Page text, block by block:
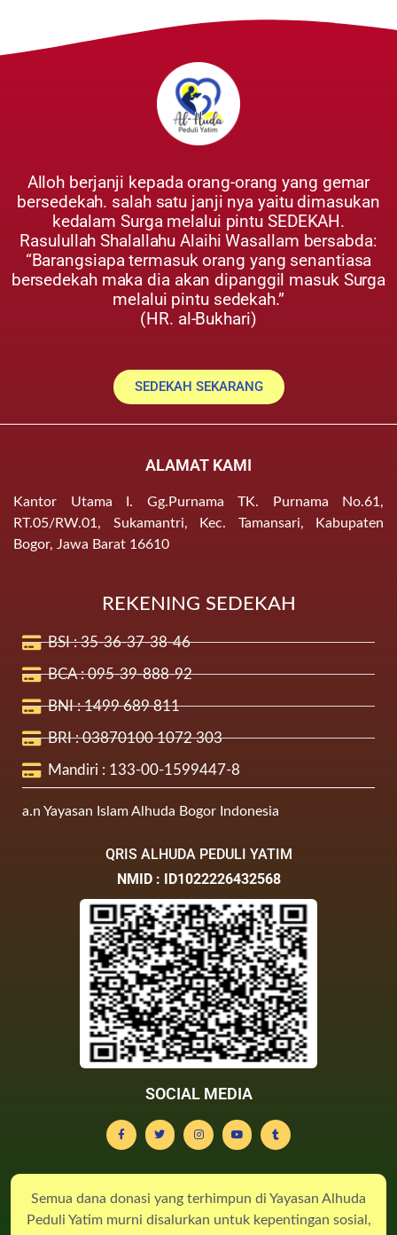
Alloh berjanji kepada orang-orang yang gemar
bersedekah. salah satu janji nya yaitu dimasukan
kedalam Surga melalui pintu SEDEKAH.
Rasulullah Shalallahu Alaihi Wasallam bersabda:
“Barangsiapa termasuk orang yang senantiasa
bersedekah maka dia akan dipanggil masuk Surga
melalui pintu sedekah.”
(HR. al-Bukhari)
SEDEKAH SEKARANG
ALAMAT KAMI
Kantor Utama I. Gg.Purnama TK. Purnama No.61,
RT.05/RW.01, Sukamantri, Kec. Tamansari, Kabupaten
Bogor, Jawa Barat 16610
REKENING SEDEKAH
BSI : 35-36-37-38-46
BCA : 095-39-888-92
BNI : 1499 689 811
BRI : 03870100 1072 303
Mandiri : 133-00-1599447-8
a.n Yayasan Islam Alhuda Bogor Indonesia
QRIS ALHUDA PEDULI YATIM
NMID : ID1022226432568
SOCIAL MEDIA
Semua dana donasi yang terhimpun di Yayasan Alhuda
Peduli Yatim murni disalurkan untuk kepentingan sosial,